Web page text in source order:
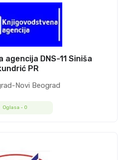
DNS-11 Siniša
PR
Novi Beograd
Oglasa - 0